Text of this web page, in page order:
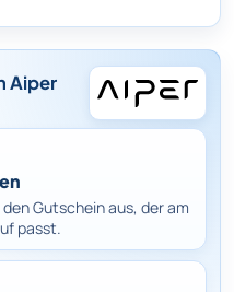
Aiper
Gutschein aus, der am
passt.